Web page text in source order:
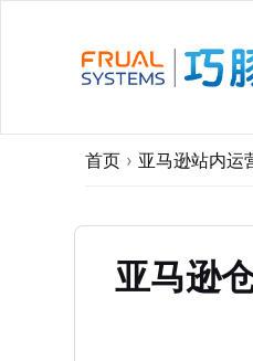
首页 › 亚马逊站内运
亚马逊